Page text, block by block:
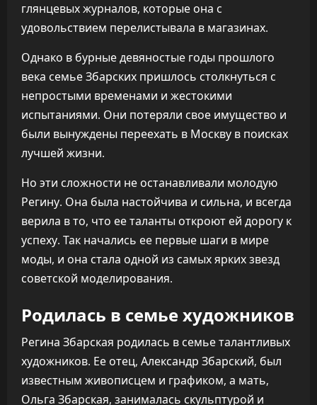
глянцевых журналов, которые она с
удовольствием перелистывала в магазинах.
Однако в бурные девяностые годы прошлого
века семье Збарских пришлось столкнуться с
непростыми временами и жестокими
испытаниями. Они потеряли свое имущество и
были вынуждены переехать в Москву в поисках
лучшей жизни.
Но эти сложности не останавливали молодую
Регину. Она была настойчива и сильна, и всегда
верила в то, что ее таланты откроют ей дорогу к
успеху. Так начались ее первые шаги в мире
моды, и она стала одной из самых ярких звезд
советской моделирования.
Родилась в семье художников
Регина Збарская родилась в семье талантливых
художников. Ее отец, Александр Збарский, был
известным живописцем и графиком, а мать,
Ольга Збарская, занималась скульптурой и